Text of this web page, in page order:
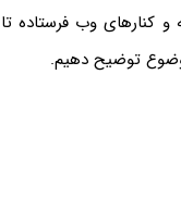
کنارهای وب فرستاده تا
توضیح دهیم.